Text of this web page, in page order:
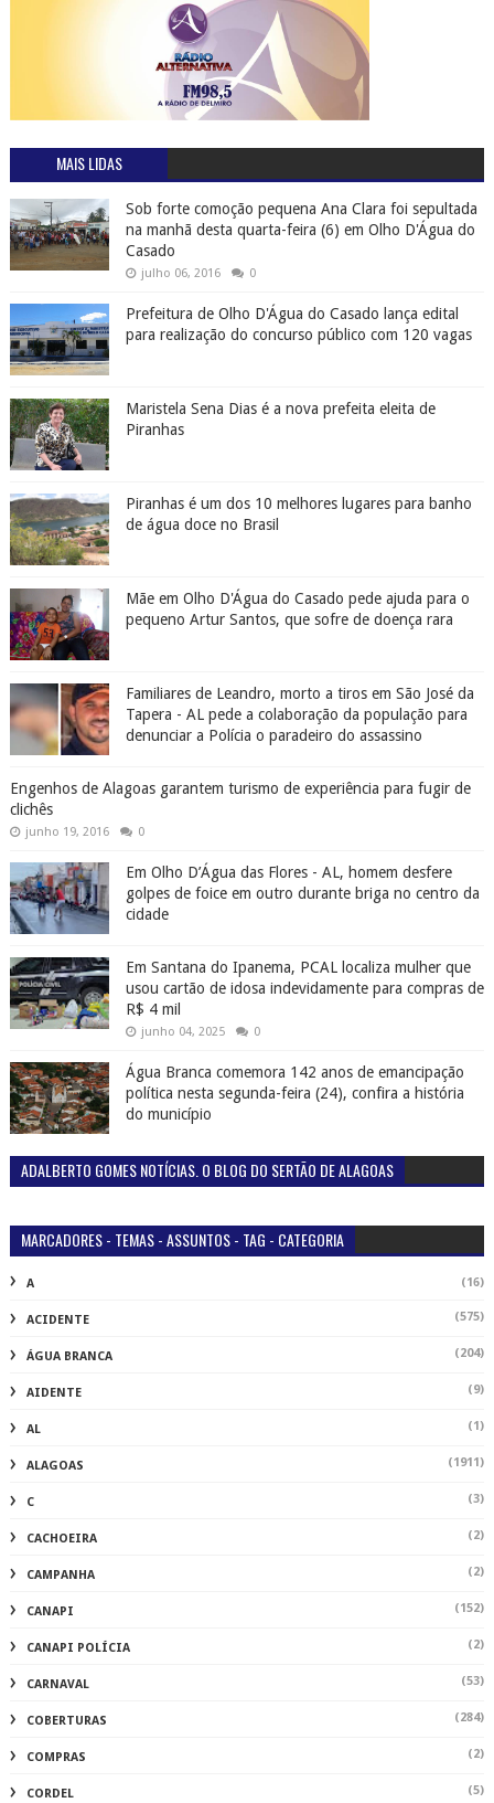
MAIS LIDAS
Sob forte comoção pequena Ana Clara foi sepultada
na manhã desta quarta-feira (6) em Olho D'Água do
Casado
julho 06, 2016 0
Prefeitura de Olho D'Água do Casado lança edital
para realização do concurso público com 120 vagas
Maristela Sena Dias é a nova prefeita eleita de
Piranhas
Piranhas é um dos 10 melhores lugares para banho
de água doce no Brasil
Mãe em Olho D'Água do Casado pede ajuda para o
pequeno Artur Santos, que sofre de doença rara
Familiares de Leandro, morto a tiros em São José da
Tapera - AL pede a colaboração da população para
denunciar a Polícia o paradeiro do assassino
Engenhos de Alagoas garantem turismo de experiência para fugir de
clichês
junho 19, 2016 0
Em Olho D’Água das Flores - AL, homem desfere
golpes de foice em outro durante briga no centro da
cidade
Em Santana do Ipanema, PCAL localiza mulher que
usou cartão de idosa indevidamente para compras de
R$ 4 mil
junho 04, 2025 0
Água Branca comemora 142 anos de emancipação
política nesta segunda-feira (24), confira a história
do município
ADALBERTO GOMES NOTÍCIAS. O BLOG DO SERTÃO DE ALAGOAS
MARCADORES - TEMAS - ASSUNTOS - TAG - CATEGORIA
A (16)
ACIDENTE (575)
ÁGUA BRANCA (204)
AIDENTE (9)
AL (1)
ALAGOAS (1911)
C (3)
CACHOEIRA (2)
CAMPANHA (2)
CANAPI (152)
CANAPI POLÍCIA (2)
CARNAVAL (53)
COBERTURAS (284)
COMPRAS (2)
CORDEL (5)